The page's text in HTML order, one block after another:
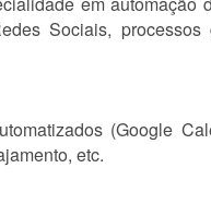
Sociais,
(Google
etc.